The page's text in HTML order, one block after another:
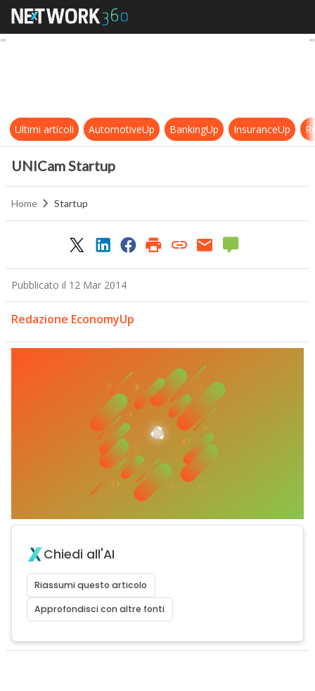
UNICam Startup
Ultimi articoli AutomotiveUp BankingUp InsuranceUp
UNICam Startup
Home Startup
Pubblicato il 12 Mar 2014
Redazione EconomyUp
Chiedi all'AI
Riassumi questo articolo
Approfondisci con altre fonti